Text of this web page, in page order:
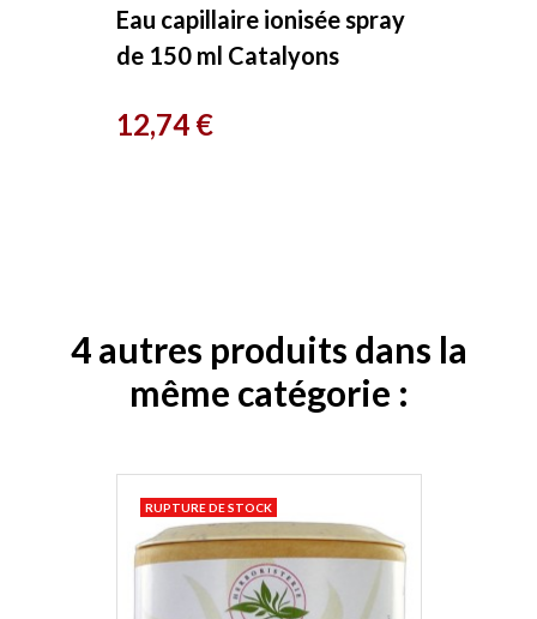
Eau capillaire ionisée spray
de 150 ml Catalyons
Prix
12,74 €
4 autres produits dans la
même catégorie :
RUPTURE DE STOCK